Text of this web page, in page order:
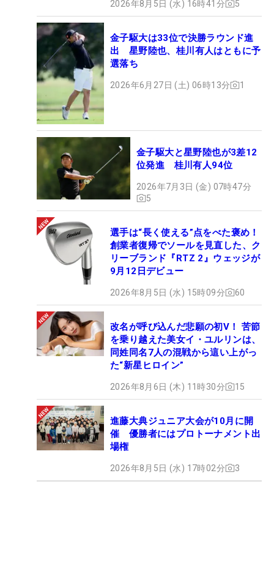
2026年8月5日 (水) 16時41分 5
金子駆大は33位で決勝ラウンド進
出 星野陸也、桂川有人はともに予
選落ち
2026年6月27日 (土) 06時13分 1
金子駆大と星野陸也が3差12
位発進 桂川有人94位
2026年7月3日 (金) 07時47分
5
選手は“長く使える”点をべた褒め！
創業者復帰でソールを見直した、ク
リーブランド『RTZ 2』ウェッジが
9月12日デビュー
2026年8月5日 (水) 15時09分 60
改名が呼び込んだ悲願の初V！ 苦節
を乗り越えた美女イ・ユルリンは、
同姓同名7人の混戦から這い上がっ
た“新星ヒロイン”
2026年8月6日 (木) 11時30分 15
進藤大典ジュニア大会が10月に開
催 優勝者にはプロトーナメント出
場権
2026年8月5日 (水) 17時02分 3